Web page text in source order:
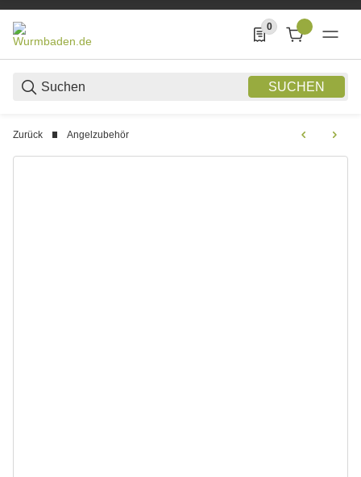
SUCHEN
0
0 Produkte in der
Zurück Angelzubehör